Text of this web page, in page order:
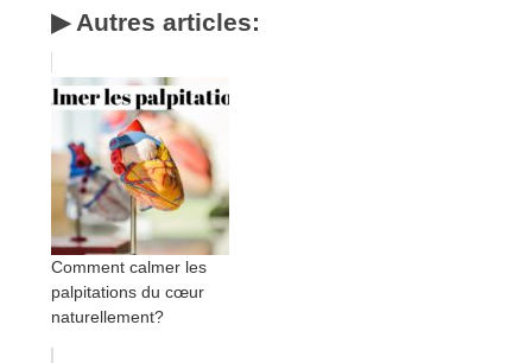
▶ Autres articles:
Comment calmer les
palpitations du cœur
naturellement?